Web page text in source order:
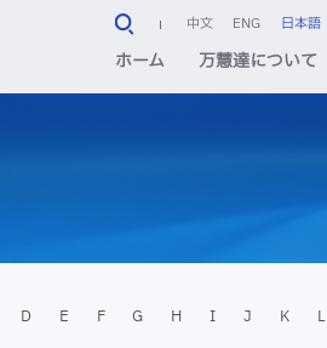
中文 ENG 日本語
ホーム 万慧達について
D E F G H I J K L